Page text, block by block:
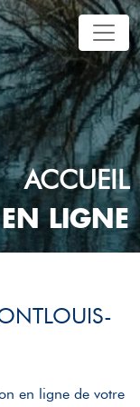
ACCUEIL
LIGNE
en ligne de votre